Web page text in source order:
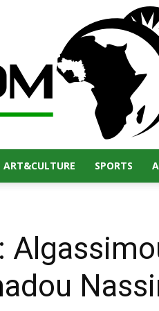
ART&CULTURE SPORTS